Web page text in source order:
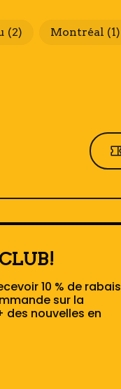
(2) Montréal (1)
10 % de rabais
sur la
des nouvelles en